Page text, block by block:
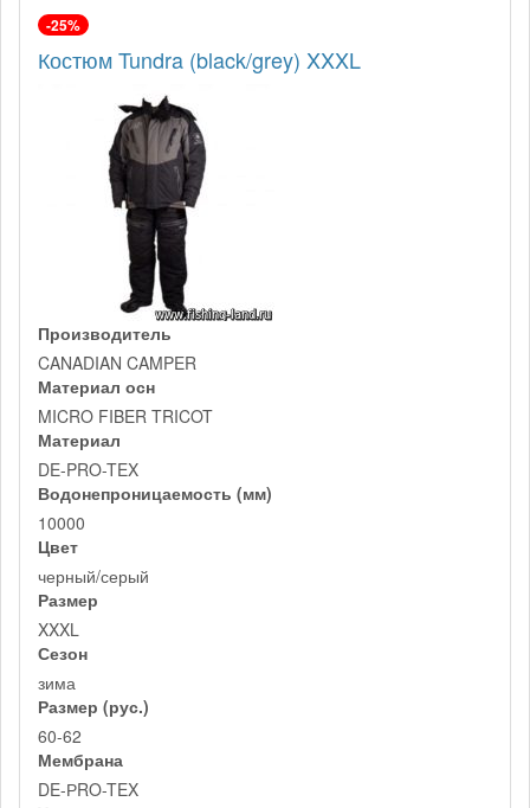
-25%
Костюм Tundra (black/grey) XXXL
Производитель
CANADIAN CAMPER
Материал осн
MICRO FIBER TRICOT
Материал
DE-PRO-TEX
Водонепроницаемость (мм)
10000
Цвет
черный/серый
Размер
XXXL
Сезон
зима
Размер (рус.)
60-62
Мембрана
DE-РRO-TEX